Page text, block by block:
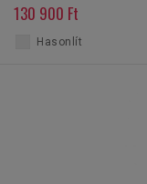
130 900 Ft
Hasonlít